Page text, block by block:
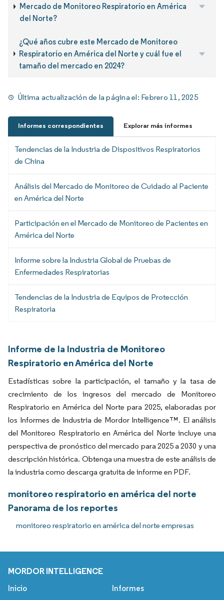
Mercado de Monitoreo Respiratorio en América
del Norte?
¿Qué años cubre este Mercado de Monitoreo
Respiratorio en América del Norte y cuál fue el
tamaño del mercado en 2024?
Última actualización de la página el: Febrero 11, 2025
Informes correspondientes Explorar más informes
Tendencias de la Industria de Dispositivos Respiratorios
de China
Análisis del Mercado de Monitoreo de Cuidado al Paciente
en América del Norte
Participación en el Mercado de Monitoreo de Pacientes en
América del Norte
Informe sobre la Industria Global de Pruebas de
Enfermedades Respiratorias
Tendencias de la Industria de Equipos de Protección
Respiratoria
Informe de la Industria de Monitoreo
Respiratorio en América del Norte
Estadísticas sobre la participación, el tamaño y la tasa de
crecimiento de los ingresos del mercado de Monitoreo
Respiratorio en América del Norte para 2025, elaboradas por
los Informes de Industria de Mordor Intelligence™. El análisis
del Monitoreo Respiratorio en América del Norte incluye una
perspectiva de pronóstico del mercado para 2025 a 2030 y una
descripción histórica. Obtenga una muestra de este análisis de
la industria como descarga gratuita de informe en PDF.
monitoreo respiratorio en américa del norte
Panorama de los reportes
monitoreo respiratorio en américa del norte empresas
MORDOR INTELLIGENCE
Inicio Informes